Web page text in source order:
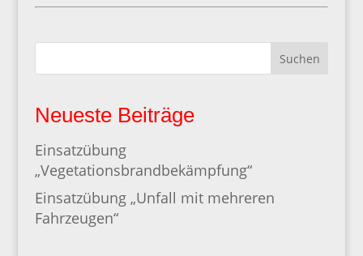
Suchen
Neueste Beiträge
Einsatzübung
„Vegetationsbrandbekämpfung“
Einsatzübung „Unfall mit mehreren
Fahrzeugen“